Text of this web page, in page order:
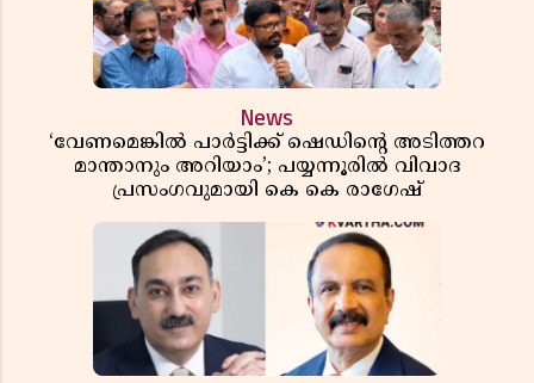
News
‘വേണമെങ്കിൽ പാർട്ടിക്ക് ഷെഡിൻ്റെ അടിത്തറ
മാന്താനും അറിയാം’; പയ്യന്നൂരിൽ വിവാദ
പ്രസംഗവുമായി കെ കെ രാഗേഷ്